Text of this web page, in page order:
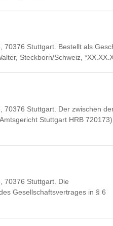
Stuttgart. Bestellt als
Steckborn/Schweiz,
70376 Stuttgart. Der zwischen
Stuttgart HRB
70376 Stuttgart. Die
Gesellschaftsvertrages in § 6